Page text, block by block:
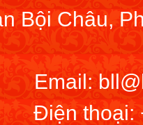
Bội Châu,
Email:
Điện thoại: